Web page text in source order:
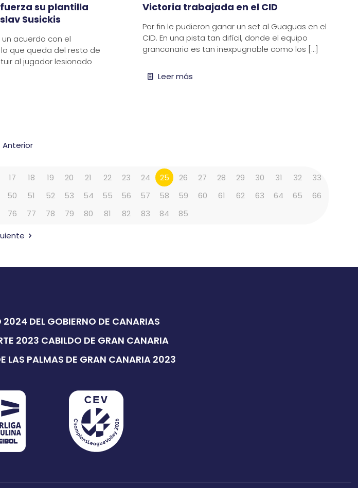
su plantilla
Susickis
un acuerdo con el
que queda del resto de
al jugador lesionado
Victoria trabajada en el CID
Por fin le pudieron ganar un set al Guaguas en el
CID. En una pista tan difícil, donde el equipo
grancanario es tan inexpugnable como los […]
Leer más
Anterior
17 18 19 20 21 22 23 24 25 26 27 28 29 30 31 32
33
50 51 52 53 54 55 56 57 58 59 60 61 62 63 64 65
66
76 77 78 79 80 81 82 83 84 85
2024 DEL GOBIERNO DE CANARIAS
2023 CABILDO DE GRAN CANARIA
LAS PALMAS DE GRAN CANARIA 2023